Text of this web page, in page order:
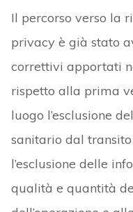
Il percorso verso la
privacy è già stato
correttivi apportati
rispetto alla prima
luogo l’esclusione
sanitario dal transito
l’esclusione delle
qualità e quantità